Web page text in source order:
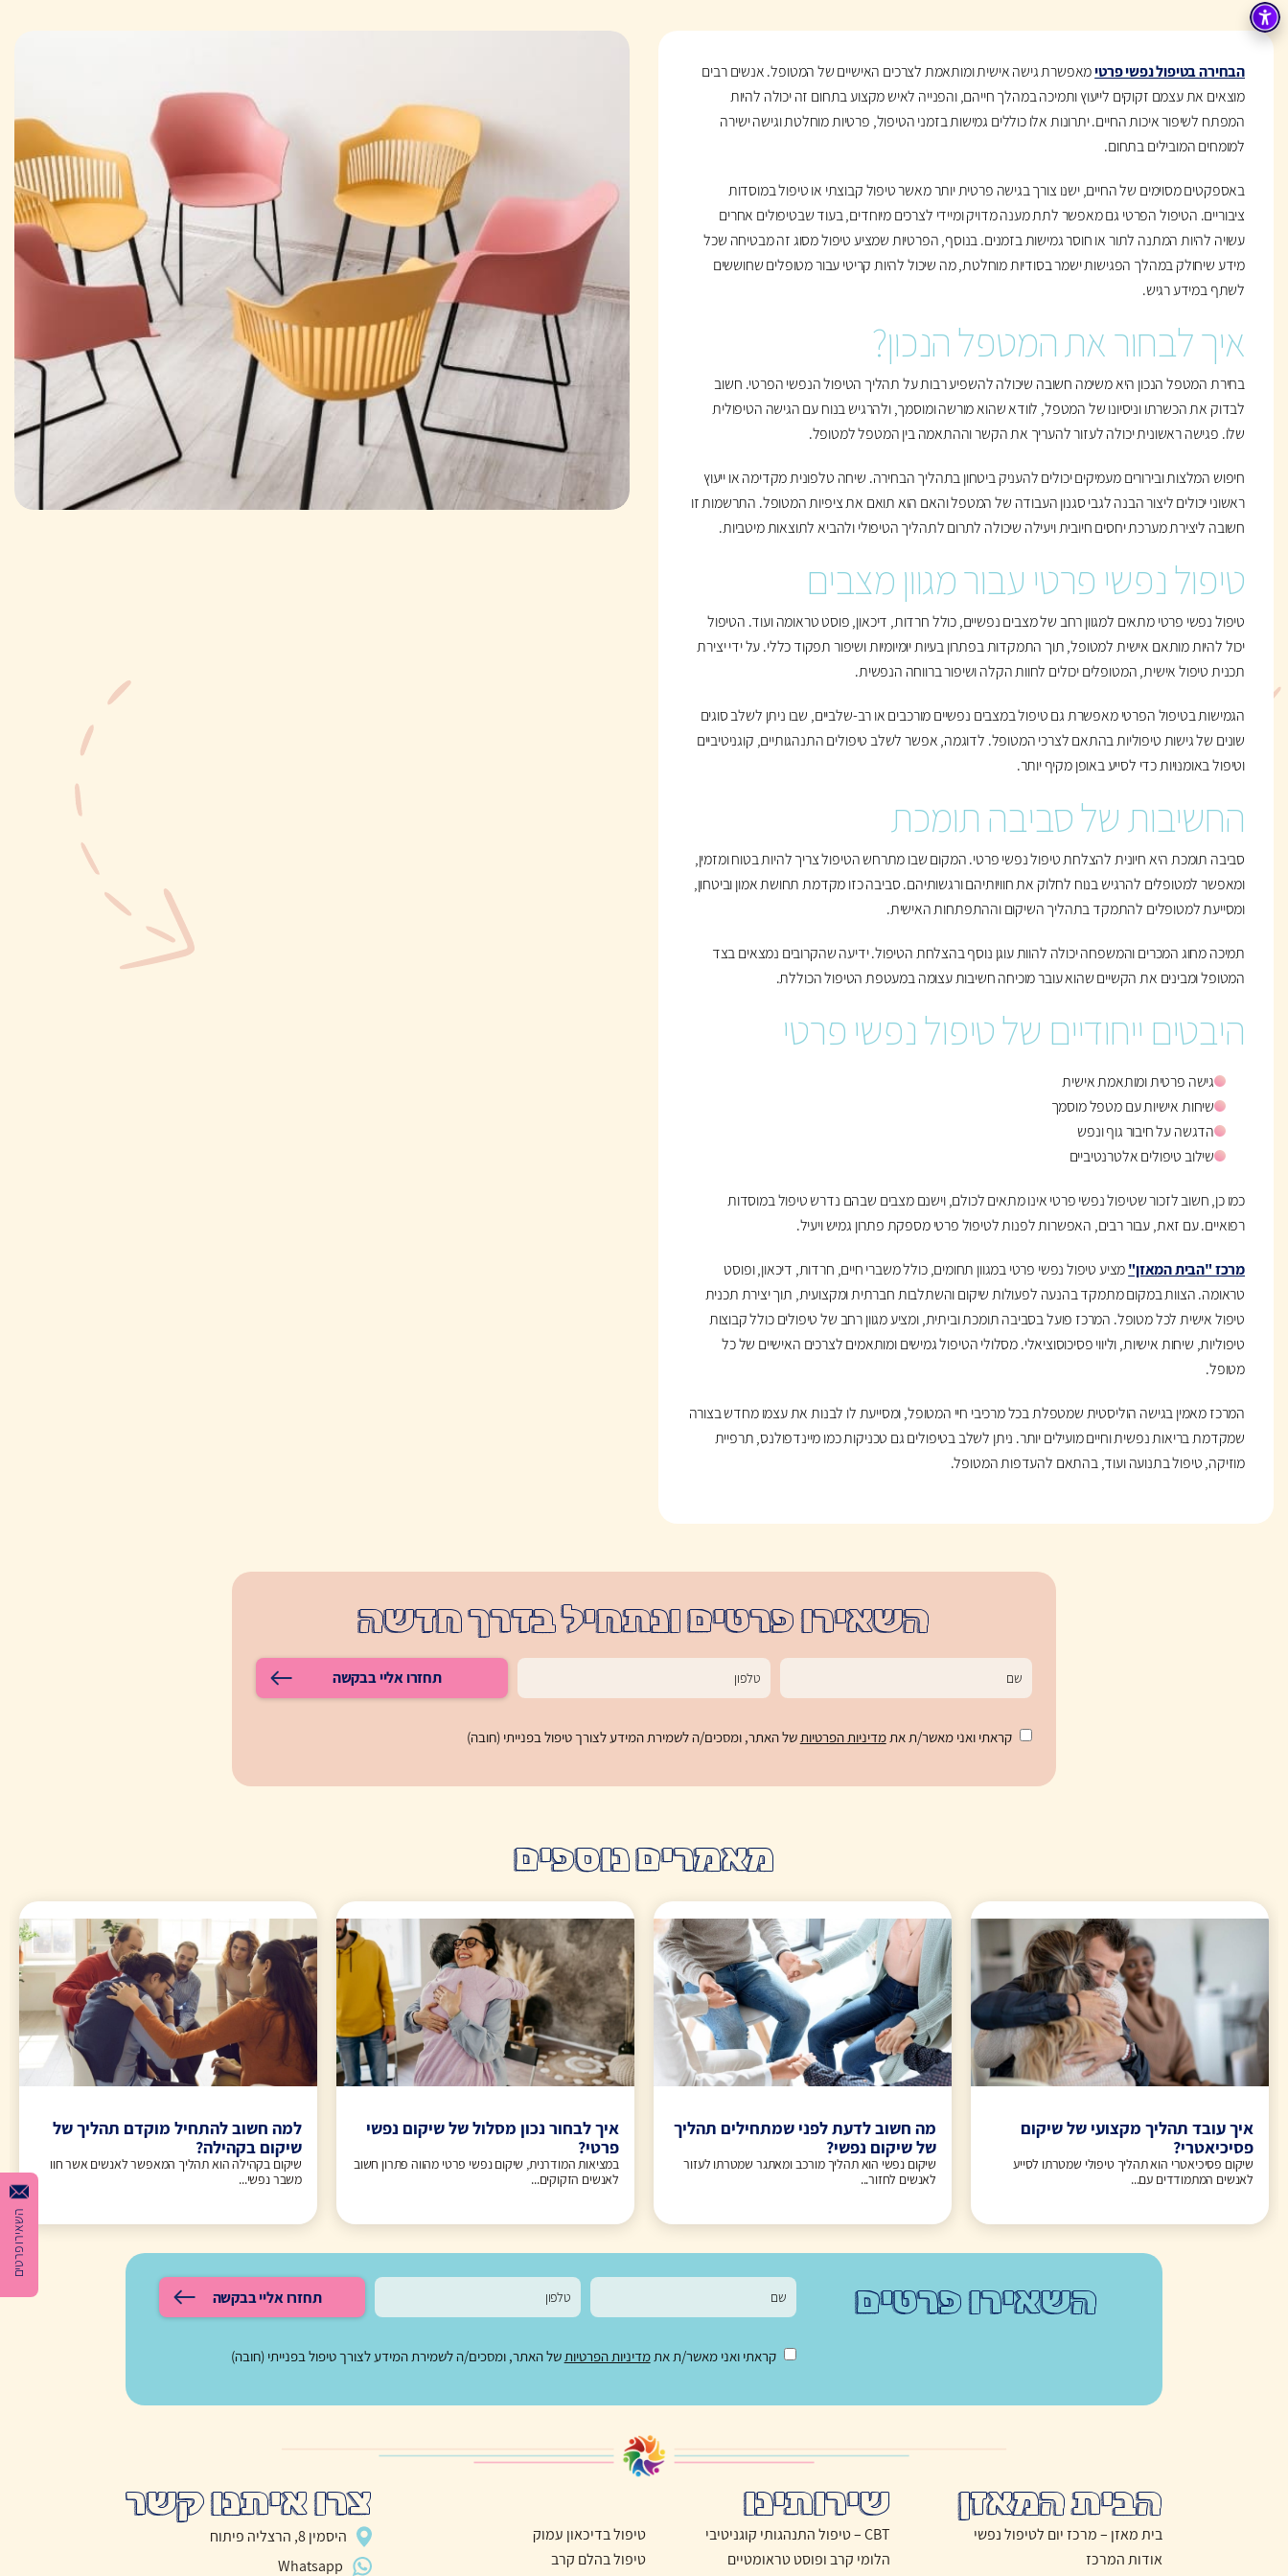
השאירו פרטים
הבחירה בטיפול נפשי פרטימאפשרת גישה אישית ומותאמת לצרכים האישיים של המטופל. אנשים רבים
מוצאים את עצמם זקוקים לייעוץ ותמיכה במהלך חייהם, והפנייה לאיש מקצוע בתחום זה יכולה להיות
המפתח לשיפור איכות החיים. יתרונות אלו כוללים גמישות בזמני הטיפול, פרטיות מוחלטת וגישה ישירה
למומחים המובילים בתחום.
באספקטים מסוימים של החיים, ישנו צורך בגישה פרטית יותר מאשר טיפול קבוצתי או טיפול במוסדות
ציבוריים. הטיפול הפרטי גם מאפשר לתת מענה מדויק ומיידי לצרכים מיוחדים, בעוד שבטיפולים אחרים
עשויה להיות המתנה לתור או חוסר גמישות בזמנים. בנוסף, הפרטיות שמציע טיפול מסוג זה מבטיחה שכל
מידע שיחולק במהלך הפגישות ישמר בסודיות מוחלטת, מה שיכול להיות קריטי עבור מטופלים שחוששים
לשתף במידע רגיש.
איך לבחור את המטפל הנכון?
בחירת המטפל הנכון היא משימה חשובה שיכולה להשפיע רבות על תהליך הטיפול הנפשי הפרטי. חשוב
לבדוק את הכשרתו וניסיונו של המטפל, לוודא שהוא מורשה ומוסמך, ולהרגיש בנוח עם הגישה הטיפולית
שלו. פגישה ראשונית יכולה לעזור להעריך את הקשר וההתאמה בין המטפל למטופל.
חיפוש המלצות ובירורים מעמיקים יכולים להעניק ביטחון בתהליך הבחירה. שיחה טלפונית מקדימה או ייעוץ
ראשוני יכולים ליצור הבנה לגבי סגנון העבודה של המטפל והאם הוא תואם את ציפיות המטופל. התרשמות זו
חשובה ליצירת מערכת יחסים חיובית ויעילה שיכולה לתרום לתהליך הטיפולי ולהביא לתוצאות מיטביות.
טיפול נפשי פרטי עבור מגוון מצבים
טיפול נפשי פרטי מתאים למגוון רחב של מצבים נפשיים, כולל חרדות, דיכאון, פוסט טראומה ועוד. הטיפול
יכול להיות מותאם אישית למטופל, תוך התמקדות בפתרון בעיות יומיומיות ושיפור תפקוד כללי. על ידי יצירת
תכנית טיפול אישית, המטופלים יכולים לחוות הקלה ושיפור ברווחה הנפשית.
הגמישות בטיפול הפרטי מאפשרת גם טיפול במצבים נפשיים מורכבים או רב-שלביים, שבו ניתן לשלב סוגים
שונים של גישות טיפוליות בהתאם לצרכי המטופל. לדוגמה, אפשר לשלב טיפולים התנהגותיים, קוגניטיביים
וטיפול באומנויות כדי לסייע באופן מקיף יותר.
החשיבות של סביבה תומכת
סביבה תומכת היא חיונית להצלחת טיפול נפשי פרטי. המקום שבו מתרחש הטיפול צריך להיות בטוח ומזמין,
ומאפשר למטופלים להרגיש בנוח לחלוק את חוויותיהם ורגשותיהם. סביבה כזו מקדמת תחושת אמון וביטחון,
ומסייעת למטופלים להתמקד בתהליך השיקום וההתפתחות האישית.
תמיכה מחוג המכרים והמשפחה יכולה להוות עוגן נוסף בהצלחת הטיפול. ידיעה שהקרובים נמצאים בצד
המטופל ומבינים את הקשיים שהוא עובר מוכיחה חשיבות עצומה במעטפת הטיפול הכוללת.
היבטים ייחודיים של טיפול נפשי פרטי
גישה פרטית ומותאמת אישית
שיחות אישיות עם מטפל מוסמך
הדגשה על חיבור גוף ונפש
שילוב טיפולים אלטרנטיביים
כמו כן, חשוב לזכור שטיפול נפשי פרטי אינו מתאים לכולם, וישנם מצבים שבהם נדרש טיפול במוסדות
רפואיים. עם זאת, עבור רבים, האפשרות לפנות לטיפול פרטי מספקת פתרון גמיש ויעיל.
מרכז "הבית המאזן"מציע טיפול נפשי פרטי במגוון תחומים, כולל משברי חיים, חרדות, דיכאון, ופוסט
טראומה. הצוות במקום מתמקד בהנעה לפעולות שיקום והשתלבות חברתית ומקצועית, תוך יצירת תכנית
טיפול אישית לכל מטופל. המרכז פועל בסביבה תומכת וביתית, ומציע מגוון רחב של טיפולים כולל קבוצות
טיפוליות, שיחות אישיות, וליווי פסיכוסוציאלי. מסלולי הטיפול גמישים ומותאמים לצרכים האישיים של כל
מטופל.
המרכז מאמין בגישה הוליסטית שמטפלת בכל מרכיבי חיי המטופל, ומסייעת לו לבנות את עצמו מחדש בצורה
שמקדמת בריאות נפשית וחיים מועילים יותר. ניתן לשלב בטיפולים גם טכניקות כמו מיינדפולנס, תרפיית
מוזיקה, טיפול בתנועה ועוד, בהתאם להעדפות המטופל.
השאירו פרטים ונתחיל בדרך חדשה
תחזרו אליי בבקשה
קראתי ואני מאשר/ת אתמדיניות הפרטיותשל האתר, ומסכים/ה לשמירת המידע לצורך טיפול בפנייתי (חובה)
מאמרים נוספים
איך עובד תהליך מקצועי של שיקום
פסיכיאטרי?
שיקום פסיכיאטרי הוא תהליך טיפולי שמטרתו לסייע
לאנשים המתמודדים עם...
מה חשוב לדעת לפני שמתחילים תהליך
של שיקום נפשי?
שיקום נפשי הוא תהליך מורכב ומאתגר שמטרתו לעזור
לאנשים לחזור...
איך לבחור נכון מסלול של שיקום נפשי
פרטי?
במציאות המודרנית, שיקום נפשי פרטי מהווה פתרון חשוב
לאנשים הזקוקים...
למה חשוב להתחיל מוקדם תהליך של
שיקום בקהילה?
שיקום בקהילה הוא תהליך המאפשר לאנשים אשר חוו
משבר נפשי...
השאירו פרטים תחזרו אליי בבקשה
קראתי ואני מאשר/ת אתמדיניות הפרטיותשל האתר, ומסכים/ה לשמירת המידע לצורך טיפול בפנייתי (חובה)
הבית המאזן
בית מאזן – מרכז יום לטיפול נפשי
אודות המרכז
שירותינו
CBT – טיפול התנהגותי קוגניטיבי
הלומי קרב ופוסט טראומטיים
טיפול בדיכאון עמוק
טיפול בהלם קרב
צרו איתנו קשר
היסמין 8, הרצליה פיתוח
Whatsapp